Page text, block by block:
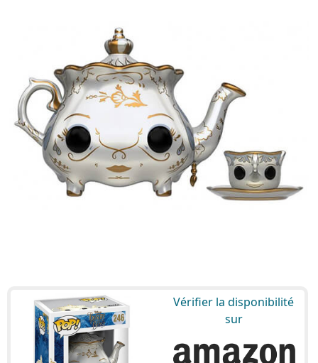
Vérifier la disponibilité
sur